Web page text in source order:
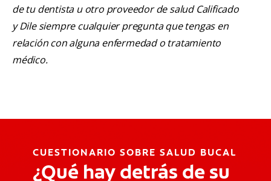
de tu dentista u otro proveedor de salud Calificado
y Dile siempre cualquier pregunta que tengas en
relación con alguna enfermedad o tratamiento
médico.
CUESTIONARIO SOBRE SALUD BUCAL
¿Qué hay detrás de su